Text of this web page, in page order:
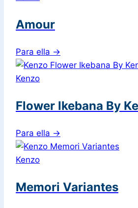
Amour
Para ella →
Kenzo
Flower Ikebana By
Para ella →
Kenzo
Memori Variantes